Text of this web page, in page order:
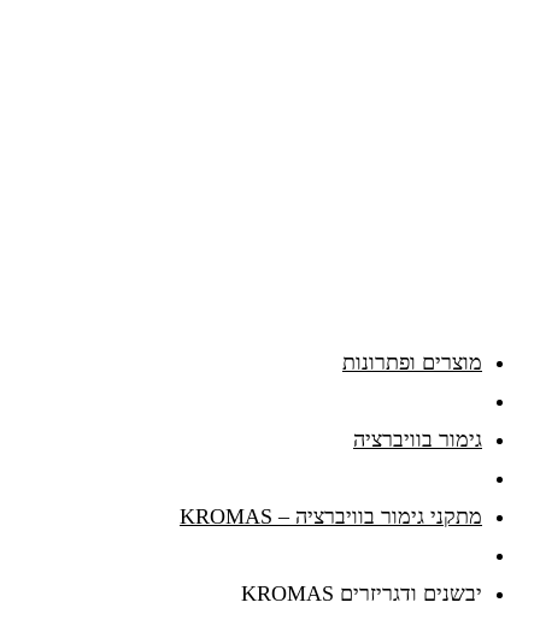
מוצרים ופתרונות
גימור בוויברציה
מתקני גימור בוויברציה – KROMAS
יבשנים ודגריזרים KROMAS